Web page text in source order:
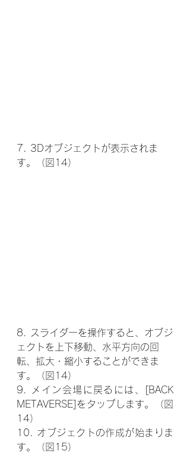
7. 3Dオブジェクトが表示されま
す。（図14）
8. スライダーを操作すると、オブジ
ェクトを上下移動、水平方向の回
転、拡大・縮小することができま
す。（図14）
9. メイン会場に戻るには、[BACK
METAVERSE]をタップします。（図
14）
10. オブジェクトの作成が始まりま
す。（図15）